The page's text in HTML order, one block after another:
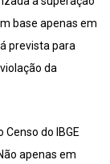
base apenas em
prevista para
da
do IBGE
apenas em